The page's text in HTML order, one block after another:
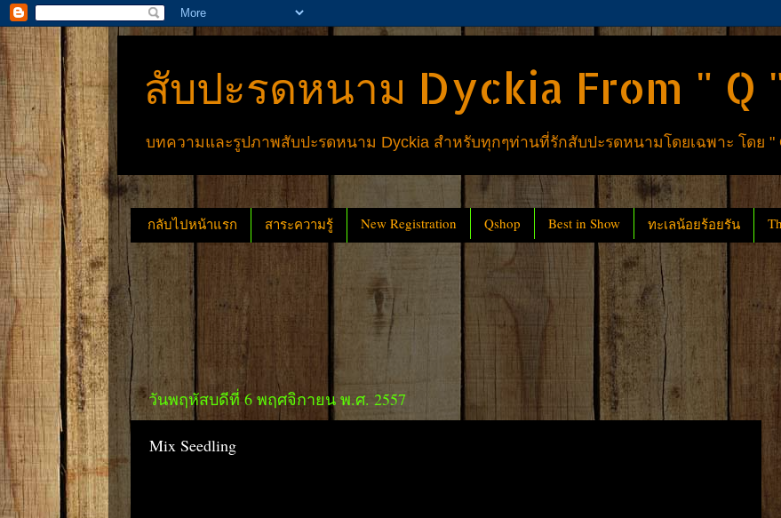
สับปะรดหนาม Dyckia From " Q
บทความและรูปภาพสับปะรดหนาม Dyckia สำหรับทุกๆท่านที่รักสับปะรดหนามโดยเฉพาะ โดย "
กลับไปหน้าแรก สาระความรู้ New Registration Qshop Best in Show ทะเลน้อยร้อยรัน
วันพฤหัสบดีที่ 6 พฤศจิกายน พ.ศ. 2557
Mix Seedling